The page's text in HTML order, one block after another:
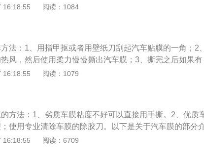
、撕完如果有残留的玻璃膜胶，用除胶剂或清洗剂清洗干
部分热量以及防止玻璃飞溅导致的伤人情况发生，同时根
能，达到保护个人隐私的目的。
16:18:55 阅读：1084
法：1、用指甲抠或者用壁纸刀刮起汽车贴膜的一角；2、
风，然后使用柔力慢慢撕出汽车膜；3、撕完之后如果有
使用除胶剂清洗干净即可。汽车贴膜（Autotintfilm）就是
叫做隔热膜。它作用主要是阻挡紫外线、阻隔部分热量以
伤人、防眩光等情况发生，同时根据太阳膜的单向透视性
的目的。此外，它也可以减少车内物品以及人员因紫外
物理反光，降低车内温度，减少汽车空调的使用，从而降
支。
16:18:55 阅读：1079
方法：1、劣质车膜粘度不好可以直接用手撕。2、优质
使用专业清除车膜的除胶刀。以下是关于汽车膜的部分
以分为两类，一类是汽车玻璃膜，其基本性能包括安全、
16:18:55 阅读：6709